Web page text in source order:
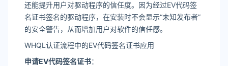
还能提升用户对驱动程序的信任度。因为经过EV代码签
名证书签名的驱动程序，在安装时不会显示“未知发布者”
的安全警告，从而增加用户对软件的信任感。
WHQL认证流程中的EV代码签名证书应用
申请EV代码签名证书：